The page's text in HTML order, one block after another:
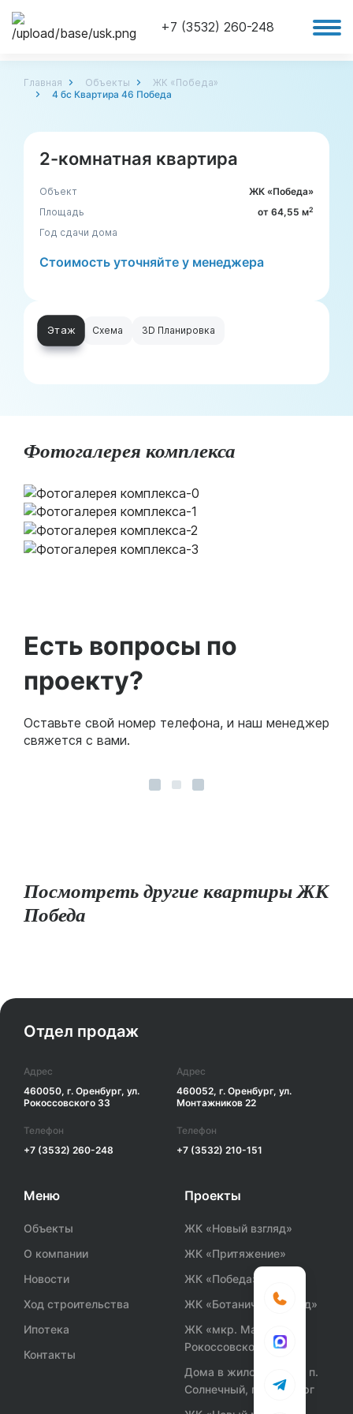
+7 (3532) 260-248
Главная Объекты
ЖК «Победа»
4 бс Квартира 46 Победа
Этаж Схема 3D Планировка
2-комнатная квартира
Объект
ЖК «Победа»
Площадь
от 64,55 м2
Год сдачи дома
Стоимость уточняйте у менеджера
Фотогалерея комплекса
Есть вопросы по
проекту?
Оставьте свой номер телефона, и наш менеджер
свяжется с вами.
Посмотреть другие квартиры ЖК
Победа
Отдел продаж
Адрес
460050, г. Оренбург, ул.
Рокоссовского 33
Телефон
+7 (3532) 260-248
Адрес
460052, г. Оренбург, ул.
Монтажников 22
Телефон
+7 (3532) 210-151
Меню
Объекты
О компании
Новости
Ход строительства
Ипотека
Контакты
Проекты
ЖК «Новый взгляд»
ЖК «Притяжение»
ЖК «Победа»
ЖК «Ботанический сад»
ЖК «мкр. Маршала
Рокоссовского»
Дома в жилом районе п.
Солнечный, г. Оренбург